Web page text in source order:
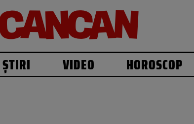
ȘTIRI VIDEO HOROSCOP